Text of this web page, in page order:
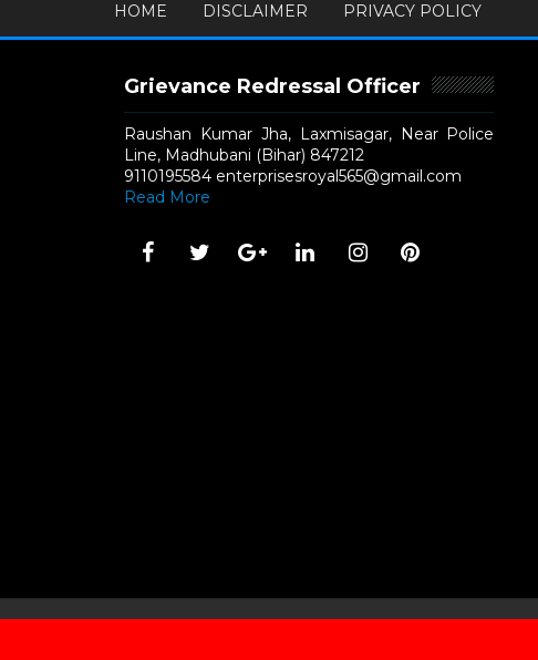
HOME DISCLAIMER PRIVACY POLICY
Grievance Redressal Officer
Raushan Kumar Jha, Laxmisagar, Near Police
Line, Madhubani (Bihar) 847212
9110195584 enterprisesroyal565@gmail.com
Read More